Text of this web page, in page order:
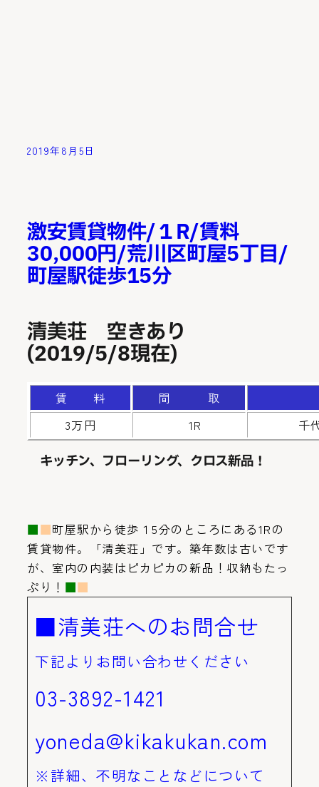
2019年8月5日
激安賃貸物件/１R/賃料
30,000円/荒川区町屋5丁目/
町屋駅徒歩15分
清美荘 空きあり
(2019/5/8現在)
賃 料
間 取
3万円
1R 千
キッチン、フローリング、クロス新品！
■■町屋駅から徒歩１5分のところにある1Rの
賃貸物件。「清美荘」です。築年数は古いです
が、室内の内装はピカピカの新品！収納もたっ
ぷり！ ■■
■清美荘へのお問合せ
下記よりお問い合わせください
03-3892-1421
yoneda@kikakukan.com
※詳細、不明なことなどについて